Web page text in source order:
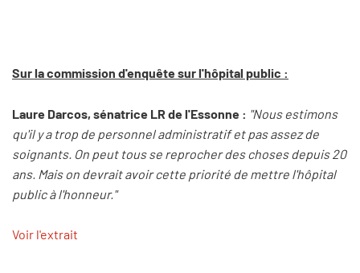
Sur la commission d'enquête sur l'hôpital public :
Laure Darcos, sénatrice LR de l'Essonne : "Nous estimons
qu'il y a trop de personnel administratif et pas assez de
soignants. On peut tous se reprocher des choses depuis 20
ans. Mais on devrait avoir cette priorité de mettre l'hôpital
public à l'honneur."
Voir l'extrait